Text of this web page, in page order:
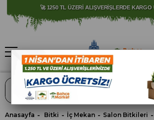
⚠️ SATIŞLARIMIZ YALNIZCA İSTANBUL İLİ İLE
Anasayfa Bitki İç Mekan Salon Bitkileri